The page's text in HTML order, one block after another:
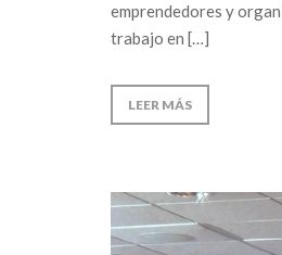
emprendedores y
trabajo en […]
LEER MÁS